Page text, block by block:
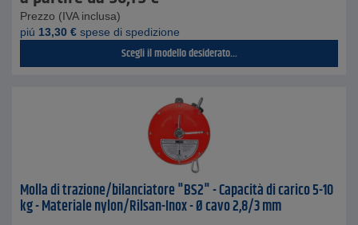
Prezzo (IVA inclusa)
piú 13,30 € spese di spedizione
Scegli il modello desiderato...
Molla di trazione/bilanciatore "BS2" - Capacità di carico 5-10
kg - Materiale nylon/Rilsan-Inox - Ø cavo 2,8/3 mm